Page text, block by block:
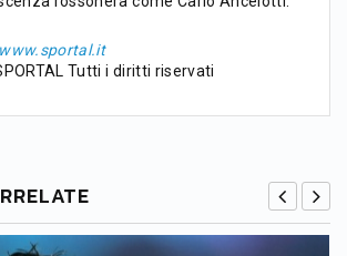
www.sportal.it
Tutti i diritti riservati